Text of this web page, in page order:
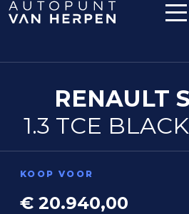
RENAULT
1.3 TCE
KOOP VOOR
€ 20.940,00